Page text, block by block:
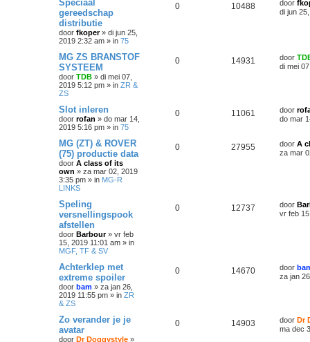
Speciaal
gereedschap
distributie
door fkoper» di jun 25,
2019 2:32 am » in 75
0 10488 door
di jun
MG ZS BRANSTOF
SYSTEEM
door TDB » di mei 07,
2019 5:12 pm » in ZR &
ZS
0 14931 door
di mei
Slot inleren
door rofan » do mar 14,
2019 5:16 pm » in 75
0 11061 door
do mar
MG (ZT) & ROVER
(75) productie data
door A class of its
own » za mar 02, 2019
3:35 pm » in MG-R
LINKS
0 27955 door A
za mar
Speling
versnellingspook
afstellen
door Barbour» vr feb
15, 2019 11:01 am » in
MGF, TF & SV
0 12737 door
vr feb
Achterklep met
extreme spoiler
door bam » za jan 26,
2019 11:55 pm » in ZR
& ZS
0 14670 door
za jan
Zo verander je je
avatar
door Dr Doggystyle »
0 14903 door Dr
ma dec